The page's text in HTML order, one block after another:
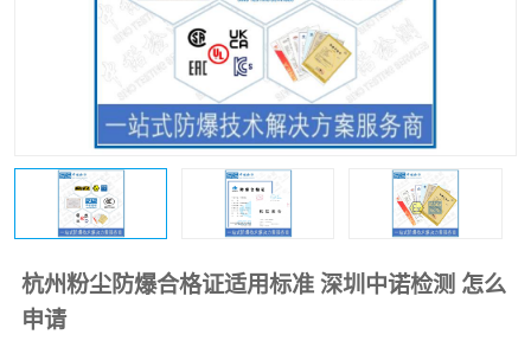
杭州粉尘防爆合格证适用标准 深圳中诺检测 怎么
申请
SIL认证
防爆电气检测机构 防爆合格证代理机构